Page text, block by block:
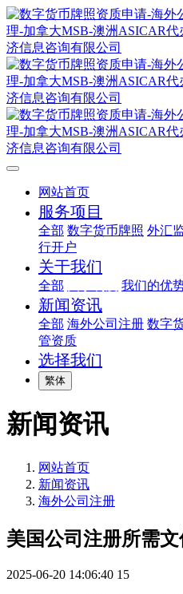
网站首页
服务项目
全部 数字货币牌照 外汇
行开户
关于我们
全部 我们的优
新闻资讯
全部 海外公司注册 数字
管资质
选择我们
繁体
新闻资讯
网站首页
新闻资讯
海外公司注册
美国公司注册所需
2025-06-20 14:06:40 15